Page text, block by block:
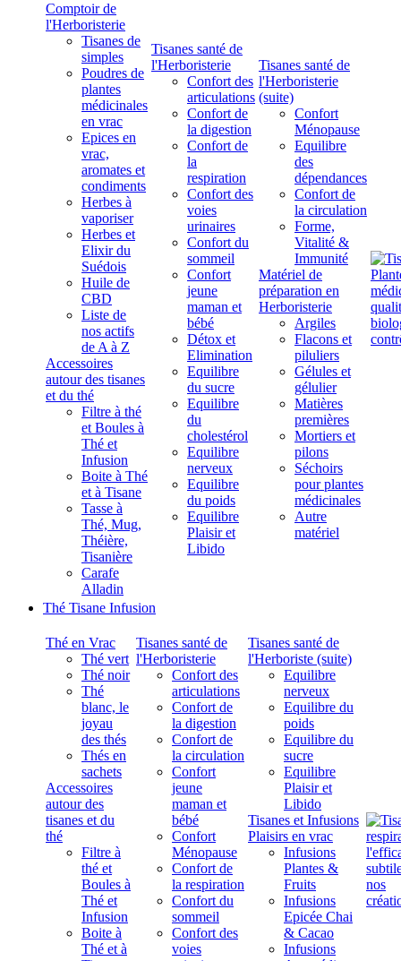
Comptoir de
l'Herboristerie
Tisanes de
simples
Poudres de
plantes
médicinales
en vrac
Epices en
vrac,
aromates et
condiments
Herbes à
vaporiser
Herbes et
Elixir du
Suédois
Huile de
CBD
Liste de
nos actifs
de A à Z
Accessoires
autour des tisanes
et du thé
Filtre à thé
et Boules à
Thé et
Infusion
Boite à Thé
et à Tisane
Tasse à
Thé, Mug,
Théière,
Tisanière
Carafe
Alladin
Tisanes santé de
l'Herboristerie
Confort des
articulations
Confort de
la digestion
Confort de
la
respiration
Confort des
voies
urinaires
Confort du
sommeil
Confort
jeune
maman et
bébé
Détox et
Elimination
Equilibre
du sucre
Equilibre
du
cholestérol
Equilibre
nerveux
Equilibre
du poids
Equilibre
Plaisir et
Libido
Tisanes santé de
l'Herboristerie
(suite)
Confort
Ménopause
Equilibre
des
dépendances
Confort de
la circulation
Forme,
Vitalité &
Immunité
Matériel de
préparation en
Herboristerie
Argiles
Flacons et
piluliers
Gélules et
gélulier
Matières
premières
Mortiers et
pilons
Séchoirs
pour plantes
médicinales
Autre
matériel
Thé Tisane Infusion
Thé en Vrac
Thé vert
Thé noir
Thé
blanc, le
joyau
des thés
Thés en
sachets
Accessoires
autour des
tisanes et du
thé
Filtre à
thé et
Boules à
Thé et
Infusion
Boite à
Thé et à
Tisanes santé de
l'Herboristerie
Confort des
articulations
Confort de
la digestion
Confort de
la circulation
Confort
jeune
maman et
bébé
Confort
Ménopause
Confort de
la respiration
Confort du
sommeil
Confort des
voies
Tisanes santé de
l'Herboriste (suite)
Equilibre
nerveux
Equilibre du
poids
Equilibre du
sucre
Equilibre
Plaisir et
Libido
Tisanes et Infusions
Plaisirs en vrac
Infusions
Plantes &
Fruits
Infusions
Epicée Chai
& Cacao
Infusions